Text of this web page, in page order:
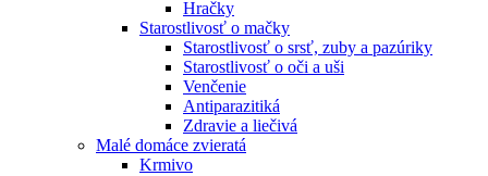
Hračky
Starostlivosť o mačky
Starostlivosť o srsť, zuby a pazúriky
Starostlivosť o oči a uši
Venčenie
Antiparazitiká
Zdravie a liečivá
Malé domáce zvieratá
Krmivo